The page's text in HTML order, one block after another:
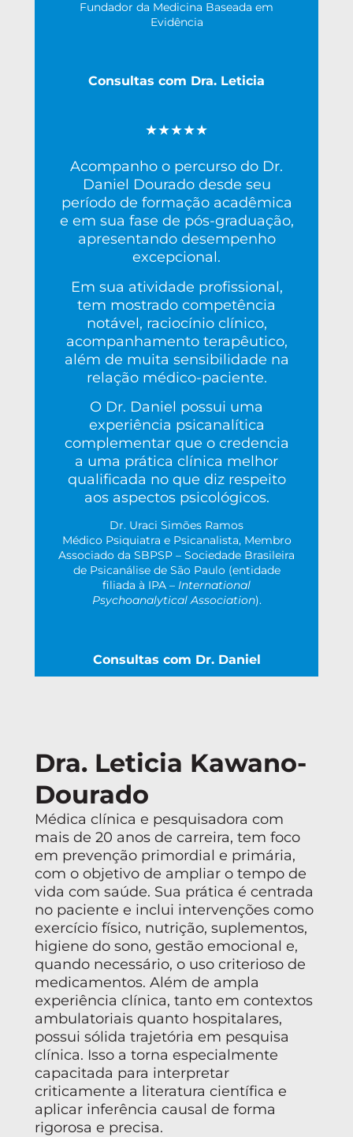
Fundador da Medicina Baseada em
Evidência
★★★★★
Acompanho o percurso do Dr.
Daniel Dourado desde seu
período de formação acadêmica
e em sua fase de pós-graduação,
apresentando desempenho
excepcional.
Em sua atividade profissional,
tem mostrado competência
notável, raciocínio clínico,
acompanhamento terapêutico,
além de muita sensibilidade na
relação médico-paciente.
O Dr. Daniel possui uma
experiência psicanalítica
complementar que o credencia
a uma prática clínica melhor
qualificada no que diz respeito
aos aspectos psicológicos.
Dr. Uraci Simões Ramos
Médico Psiquiatra e Psicanalista, Membro
Associado da SBPSP – Sociedade Brasileira
de Psicanálise de São Paulo (entidade
filiada à IPA – International
Psychoanalytical Association).
Consultas com Dra. Leticia
Consultas com Dr. Daniel
Dra. Leticia Kawano-
Dourado
Médica clínica e pesquisadora com
mais de 20 anos de carreira, tem foco
em prevenção primordial e primária,
com o objetivo de ampliar o tempo de
vida com saúde. Sua prática é centrada
no paciente e inclui intervenções como
exercício físico, nutrição, suplementos,
higiene do sono, gestão emocional e,
quando necessário, o uso criterioso de
medicamentos. Além de ampla
experiência clínica, tanto em contextos
ambulatoriais quanto hospitalares,
possui sólida trajetória em pesquisa
clínica. Isso a torna especialmente
capacitada para interpretar
criticamente a literatura científica e
aplicar inferência causal de forma
rigorosa e precisa.